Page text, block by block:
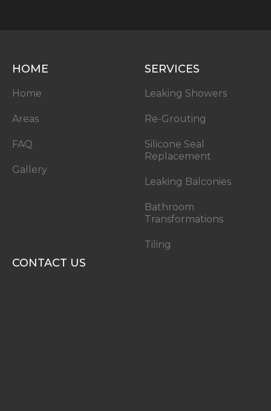
HOME
Home
Areas
FAQ
Gallery
SERVICES
Leaking Showers
Re-Grouting
Silicone Seal
Replacement
Leaking Balconies
Bathroom
Transformations
Tiling
CONTACT US